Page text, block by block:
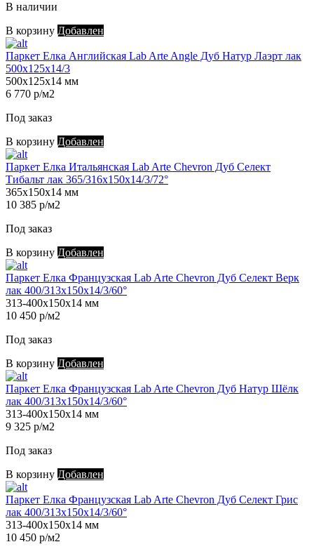
В наличии
В корзину Добавлен
Паркет Елка Английская Lab Arte Angle Дуб Натур Лаэрт лак
500х125х14/3
500х125х14 мм
6 770 р/м2
Под заказ
В корзину Добавлен
Паркет Елка Итальянская Lab Arte Chevron Дуб Селект
Тибальт лак 365/316х150х14/3/72°
365х150х14 мм
10 385 р/м2
Под заказ
В корзину Добавлен
Паркет Елка Французская Lab Arte Chevron Дуб Селект Верк
лак 400/313х150х14/3/60°
313-400х150х14 мм
10 450 р/м2
Под заказ
В корзину Добавлен
Паркет Елка Французская Lab Arte Chevron Дуб Натур Шёлк
лак 400/313х150х14/3/60°
313-400х150х14 мм
9 325 р/м2
Под заказ
В корзину Добавлен
Паркет Елка Французская Lab Arte Chevron Дуб Селект Грис
лак 400/313х150х14/3/60°
313-400х150х14 мм
10 450 р/м2